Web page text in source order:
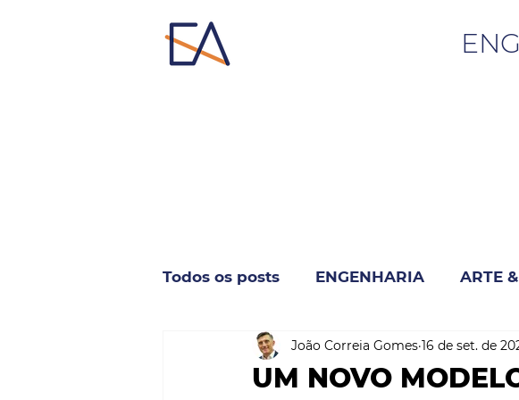
Todos os posts ENGENHARIA ARTE
INDUSTRIA & NEGÓCIO INOVAÇÃO
UM NOVO
João Correia Gomes 16 de set. de